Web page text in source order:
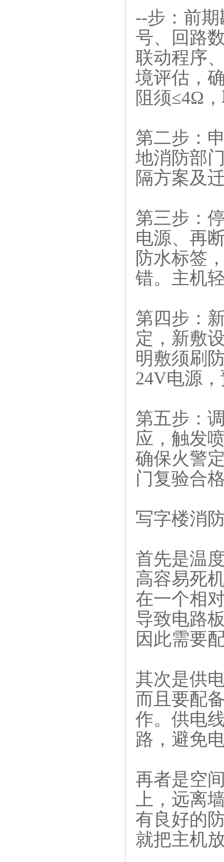
--步：前
号、回路
联动程序
境评估，
阻须≤4Ω
第二步：
地消防部
隔方案及
第三步：
电源、再
防水标签
错。主机
第四步：
定，新敷
明敷须刷
24V电源
第五步：
应，触发
确保火警
门复验合
写字楼消
首先是温
高容易死
在一个相
导致电路
因此需要
其次是供
而且要配
作。供电
路，避免
再者是空
上，远离
有良好的
就把主机